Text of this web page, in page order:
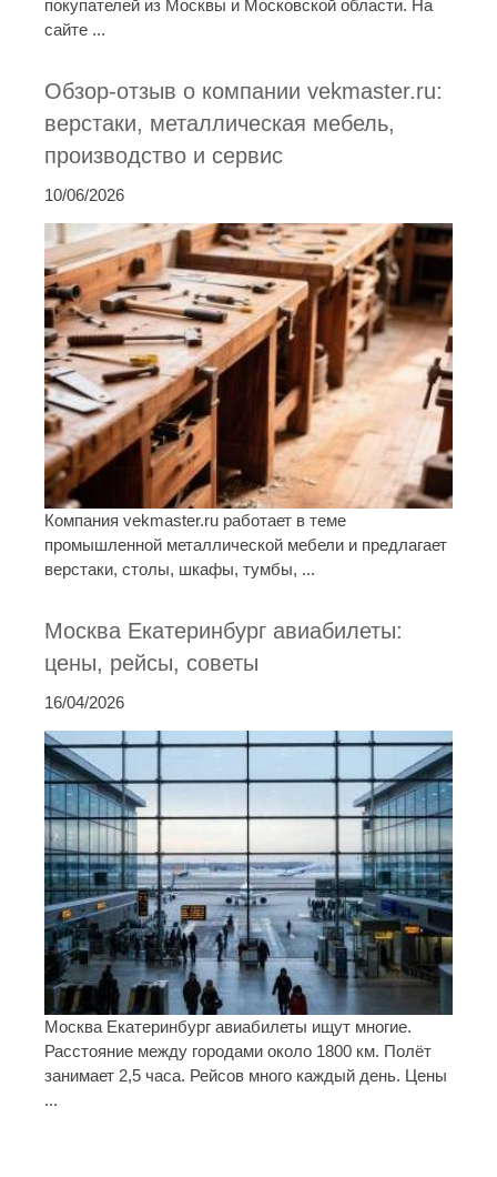
покупателей из Москвы и Московской области. На
сайте ...
Обзор-отзыв о компании vekmaster.ru:
верстаки, металлическая мебель,
производство и сервис
10/06/2026
Компания vekmaster.ru работает в теме
промышленной металлической мебели и предлагает
верстаки, столы, шкафы, тумбы, ...
Москва Екатеринбург авиабилеты:
цены, рейсы, советы
16/04/2026
Москва Екатеринбург авиабилеты ищут многие.
Расстояние между городами около 1800 км. Полёт
занимает 2,5 часа. Рейсов много каждый день. Цены
...